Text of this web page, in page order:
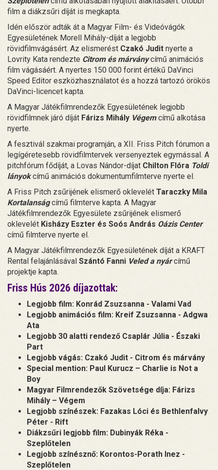
film a diákzsűri díját is megkapta.
Idén először adták át a Magyar Film- és Videóvágók
Egyesületének Morell Mihály-díját a legjobb
rövidfilmvágásért. Az elismerést Czakó Judit nyerte a
Lovrity Kata rendezte Citrom és márványcímű animációs
film vágásáért. A nyertes 150 000 forint értékű DaVinci
Speed Editor eszközhasználatot és a hozzá tartozó örökös
DaVinci-licencet kapta.
A Magyar Játékfilmrendezők Egyesületének legjobb
rövidfilmnek járó díját Fárizs Mihály Végemcímű alkotása
nyerte.
A fesztivál szakmai programján, a XII. Friss Pitch fórumon a
legígéretesebb rövidfilmtervek versenyeztek egymással. A
pitchfórum fődíját, a Lovas Nándor-díjat Chilton Flóra Toldi
lányokcímű animációs dokumentumfilmterve nyerte el.
A Friss Pitch zsűrijének elismerő oklevelét Taraczky Mila
Kortalanságcímű filmterve kapta. A Magyar
Játékfilmrendezők Egyesülete zsűrijének elismerő
oklevelét Kisházy Eszter és Soós András Oázis Center
című filmterve nyerte el.
A Magyar Játékfilmrendezők Egyesületének díját a KRAFT
Rental felajánlásával Szántó Fanni Veled a nyárcímű
projektje kapta.
Friss Hús 2026 díjazottak:
Legjobb film: Konrád Zsuzsanna - Valami Vad
Legjobb animációs film: Kreif Zsuzsanna - Adgwa
Ata
Legjobb 30 alatti rendező Csaplár Júlia - Északi
Part
Legjobb vágás: Czakó Judit - Citrom és márvány
Special mention: Paul Kurucz – Charlie is Not a
Boy
Magyar Filmrendezők Szövetsége díja: Fárizs
Mihály – Végem
Legjobb színészek: Fazakas Lóci és Bethlenfalvy
Péter - Rift
Diákzsűri legjobb film: Dubinyák Réka -
Szeplőtelen
Legjobb színésznő: Korontos-Porath Inez -
Szeplőtelen